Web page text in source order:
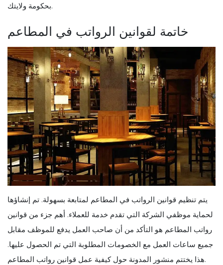
بحكومة ولايتك.
خاتمة لقوانين الرواتب في المطاعم
يتم تنظيم قوانين الرواتب في المطاعم لمتابعة بسهولة. تم إنشاؤها
لحماية موظفي الشركة التي تقدم خدمة للعملاء. أهم جزء من قوانين
رواتب المطاعم هو التأكد من أن صاحب العمل يدفع للموظف مقابل
جميع ساعات العمل مع الخصومات المطلوبة التي تم الحصول عليها.
هذا يختتم منشور المدونة حول كيفية عمل قوانين رواتب المطاعم.